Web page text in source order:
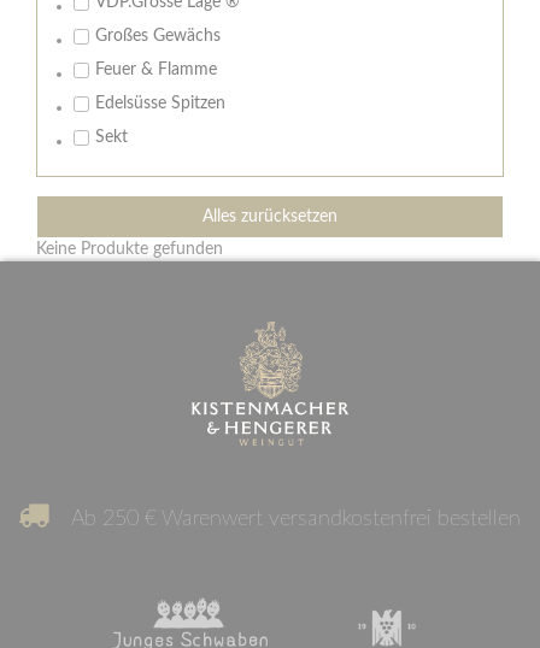
Großes Gewächs
Feuer & Flamme
Edelsüsse Spitzen
Sekt
Alles zurücksetzen
Keine Produkte gefunden
Ab 250 € Warenwert versandkostenfrei bestellen